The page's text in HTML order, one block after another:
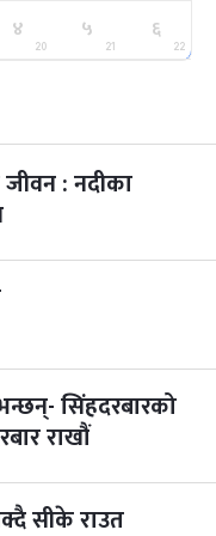
७ महिना बाँकी
७ महिना बाँकी
४
20
५
21
६
22
: नदीका
सिंहदरबारको
राखौं
सीके राउत